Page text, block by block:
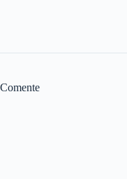
Comente